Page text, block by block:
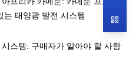
프리카 카메룬: 카메룬 프로젝트
는 태양광 발전 시스템
스템: 구매자가 알아야 할 사항